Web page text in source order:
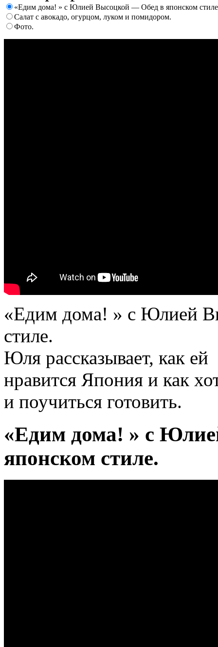
«Едим дома! » с Юлией Высоцкой — Обед в японском
Салат с авокадо, огурцом, луком и помидором.
Фото.
«Едим дома! » с Юлией
стиле.
Юля рассказывает, как ей
нравится Япония и как
и поучиться готовить.
«Едим дома! » с
японском стиле.